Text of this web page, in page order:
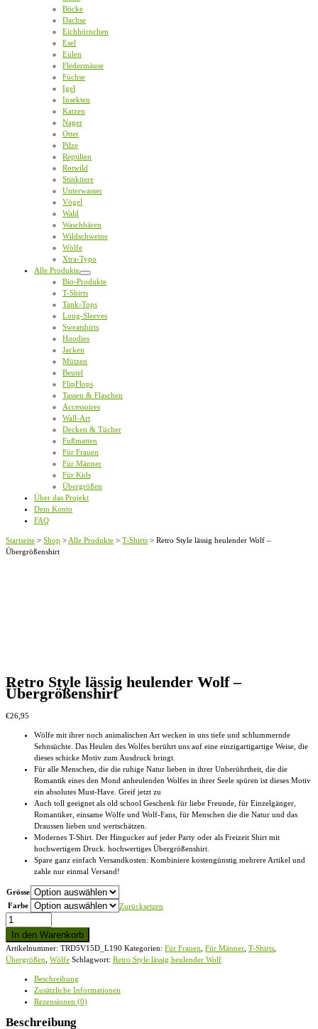
Böcke
Dachse
Eichhörnchen
Esel
Eulen
Fledermäuse
Füchse
Igel
Insekten
Katzen
Nager
Otter
Pilze
Reptilien
Rotwild
Stinktiere
Unterwasser
Vögel
Wald
Waschbären
Wildschweine
Wölfe
Xtra-Typo
Alle Produkte
Bio-Produkte
T-Shirts
Tank-Tops
Long-Sleeves
Sweatshirts
Hoodies
Jacken
Mützen
Beutel
FlipFlops
Tassen & Flaschen
Accessoires
Wall-Art
Decken & Tücher
Fußmatten
Für Frauen
Für Männer
Für Kids
Übergrößen
Über das Projekt
Dein Konto
FAQ
Startseite > Shop > Alle Produkte > T-Shirts > Retro Style lässig heulender Wolf –
Übergrößenshirt
Retro Style lässig heulender Wolf –
Übergrößenshirt
€26,95
Wölfe mit ihrer noch animalischen Art wecken in uns tiefe und schlummernde
Sehnsüchte. Das Heulen des Wolfes berührt uns auf eine einzigartigartige Weise, die
dieses schicke Motiv zum Ausdruck bringt.
Für alle Menschen, die die ruhige Natur lieben in ihrer Unberührtheit, die die
Romantik eines den Mond anheulenden Wolfes in ihrer Seele spüren ist dieses Motiv
ein absolutes Must-Have. Greif jetzt zu
Auch toll geeignet als old school Geschenk für liebe Freunde, für Einzelgänger,
Romantiker, einsame Wölfe und Wolf-Fans, für Menschen die die Natur und das
Draussen lieben und wertschätzen.
Modernes T-Shirt. Der Hingucker auf jeder Party oder als Freizeit Shirt mit
hochwertigem Druck. hochwertiges Übergrößenshirt.
Spare ganz einfach Versandkosten: Kombiniere kostengünstig mehrere Artikel und
zahle nur einmal Versand!
Grösse
Farbe
Zurücksetzen
Retro
Style
lässig
heulender
Wolf
Übergrößenshirt
In den Warenkorb
Artikelnummer: TRD5V15D_L190 Kategorien: Für Frauen Für Männer T-Shirts
Übergrößen Wölfe Schlagwort: Retro Style lässig heulender Wolf
Beschreibung
Zusätzliche Informationen
Rezensionen (0)
Beschreibung